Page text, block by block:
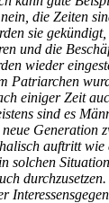
die Zeiten
sie gekündigt,
und die
wieder
Patriarchen
einiger Zeit
sind es
Generation
auftritt wie
solchen